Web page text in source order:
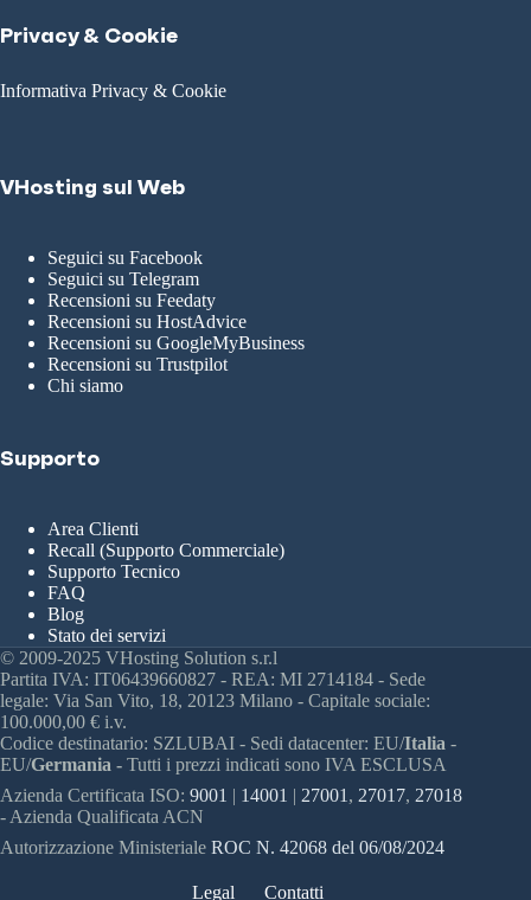
Privacy & Cookie
Informativa Privacy & Cookie
VHosting sul Web
Seguici su Facebook
Seguici su Telegram
Recensioni su Feedaty
Recensioni su HostAdvice
Recensioni su GoogleMyBusiness
Recensioni su Trustpilot
Chi siamo
Supporto
Area Clienti
Recall (Supporto Commerciale)
Supporto Tecnico
FAQ
Blog
Stato dei servizi
© 2009-2025 VHosting Solution s.r.l
Partita IVA: IT06439660827 - REA: MI 2714184 - Sede
legale: Via San Vito, 18, 20123 Milano - Capitale sociale:
100.000,00 € i.v.
Codice destinatario: SZLUBAI - Sedi datacenter: EU/Italia -
EU/Germania - Tutti i prezzi indicati sono IVA ESCLUSA
Azienda Certificata ISO: 9001 | 14001 | 27001 , 27017, 27018
- Azienda Qualificata ACN
Autorizzazione Ministeriale ROC N. 42068 del 06/08/2024
Legal Contatti